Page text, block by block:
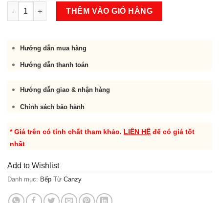
Bếp từ Canzy CZ Smart 888C số lượng
THÊM VÀO GIỎ HÀNG
Hướng dẫn mua hàng
Hướng dẫn thanh toán
Hướng dẫn giao & nhận hàng
Chính sách bảo hành
* Giá trên có tính chất tham khảo. LIÊN HỆ để có giá tốt
nhất
Add to Wishlist
Danh mục: Bếp Từ Canzy